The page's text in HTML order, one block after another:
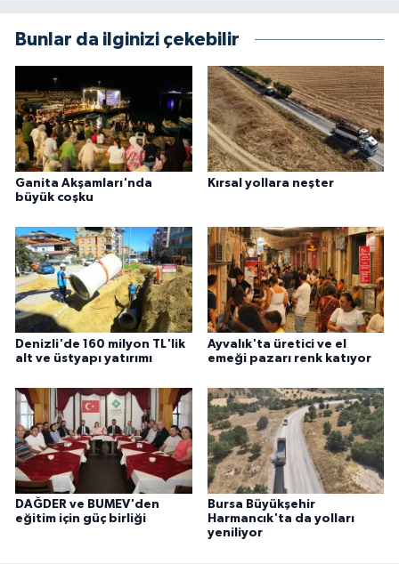
Bunlar da ilginizi çekebilir
Ganita Akşamları'nda
büyük coşku
Kırsal yollara neşter
Denizli'de 160 milyon TL'lik
alt ve üstyapı yatırımı
Ayvalık'ta üretici ve el
emeği pazarı renk katıyor
DAĞDER ve BUMEV'den
eğitim için güç birliği
Bursa Büyükşehir
Harmancık'ta da yolları
yeniliyor